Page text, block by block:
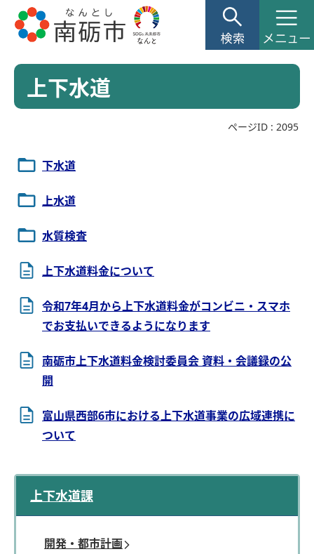
上下水道
ページID : 2095
下水道
上水道
水質検査
上下水道料金について
令和7年4月から上下水道料金がコンビニ・スマホ
でお支払いできるようになります
南砺市上下水道料金検討委員会 資料・会議録の公
開
富山県西部6市における上下水道事業の広域連携に
ついて
上下水道課
開発・都市計画